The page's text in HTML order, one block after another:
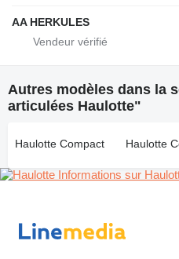
AA HERKULES
Autres modèles dans la
articulées Haulotte"
Haulotte Compact Haulotte
Informations sur